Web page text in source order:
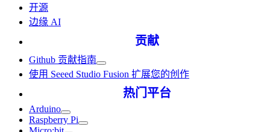
开源
边缘 AI
贡献
Github 贡献指南
使用 Seeed Studio Fusion 扩展您的创作
热门平台
Arduino
Raspberry Pi